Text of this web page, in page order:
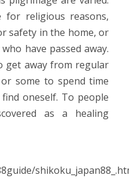
for religious reasons,
safety in the home, or
have passed away.
get away from regular
some to spend time
oneself. To people
as a healing